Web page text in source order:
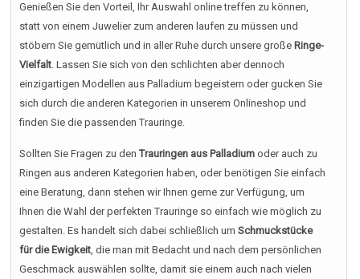
Genießen Sie den Vorteil, Ihr Auswahl online treffen zu können,
statt von einem Juwelier zum anderen laufen zu müssen und
stöbern Sie gemütlich und in aller Ruhe durch unsere große Ringe-
Vielfalt. Lassen Sie sich von den schlichten aber dennoch
einzigartigen Modellen aus Palladium begeistern oder gucken Sie
sich durch die anderen Kategorien in unserem Onlineshop und
finden Sie die passenden Trauringe.
Sollten Sie Fragen zu denTrauringen aus Palladium oder auch zu
Ringen aus anderen Kategorien haben, oder benötigen Sie einfach
eine Beratung, dann stehen wir Ihnen gerne zur Verfügung, um
Ihnen die Wahl der perfekten Trauringe so einfach wie möglich zu
gestalten. Es handelt sich dabei schließlich umSchmuckstücke
für die Ewigkeit, die man mit Bedacht und nach dem persönlichen
Geschmack auswählen sollte, damit sie einem auch nach vielen